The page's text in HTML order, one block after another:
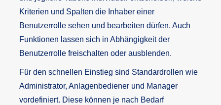
Kriterien und Spalten die Inhaber einer
Benutzerrolle sehen und bearbeiten dürfen. Auch
Funktionen lassen sich in Abhängigkeit der
Benutzerrolle freischalten oder ausblenden.
Für den schnellen Einstieg sind Standardrollen wie
Administrator, Anlagenbediener und Manager
vordefiniert. Diese können je nach Bedarf